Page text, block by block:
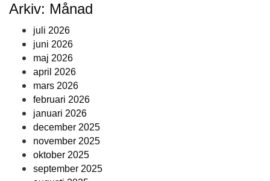
Arkiv: Månad
juli 2026
juni 2026
maj 2026
april 2026
mars 2026
februari 2026
januari 2026
december 2025
november 2025
oktober 2025
september 2025